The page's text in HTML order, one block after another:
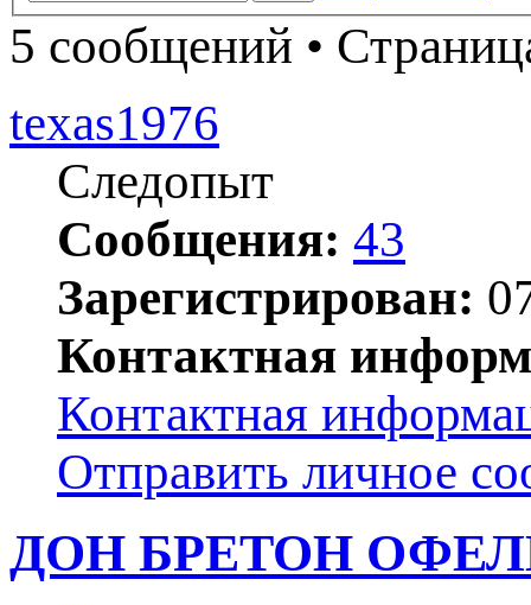
5 сообщений •
texas1976
Следопыт
Сообщения: 43
Зарегистрирован:
Контактная
Контактная
Отправить личное
ДОН БРЕТОН